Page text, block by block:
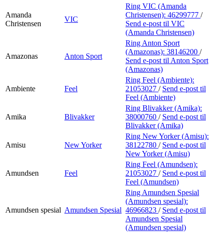
Amanda
Christensen
VIC
Ring VIC (Amanda
Christensen): 46299777 /
Send e-post til VIC
(Amanda Christensen)
Amazonas Anton Sport
Ring Anton Sport
(Amazonas): 38146200 /
Send e-post til Anton Sport
(Amazonas)
Ambiente Feel
Ring Feel (Ambiente):
21053027 / Send e-post til
Feel (Ambiente)
Amika Blivakker
Ring Blivakker (Amika):
38000760 / Send e-post til
Blivakker (Amika)
Amisu New Yorker
Ring New Yorker (Amisu):
38122780 / Send e-post til
New Yorker (Amisu)
Amundsen Feel
Ring Feel (Amundsen):
21053027 / Send e-post til
Feel (Amundsen)
Amundsen spesial Amundsen Spesial
Ring Amundsen Spesial
(Amundsen spesial):
46966823 / Send e-post til
Amundsen Spesial
(Amundsen spesial)